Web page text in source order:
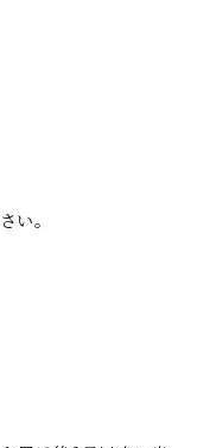
い。